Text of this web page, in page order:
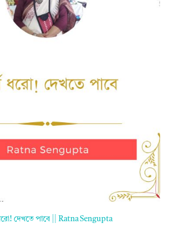
দেখতে পাবে || Ratna Sengupta